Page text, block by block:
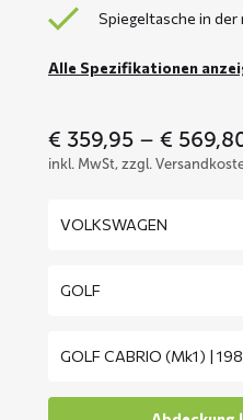
Spiegeltasche in
Alle Spezifikationen
€ 359,95 – €
inkl. MwSt, zzgl.